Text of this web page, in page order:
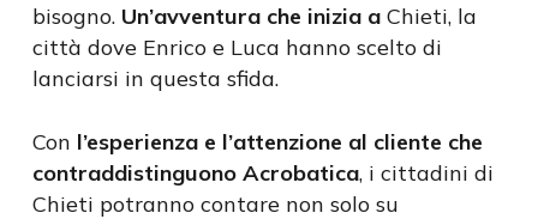
bisogno. Un’avventura che inizia aChieti, la
città dove Enrico e Luca hanno scelto di
lanciarsi in questa sfida.
Con l’esperienza e l’attenzione al cliente che
contraddistinguono Acrobatica, i cittadini di
Chieti potranno contare non solo su